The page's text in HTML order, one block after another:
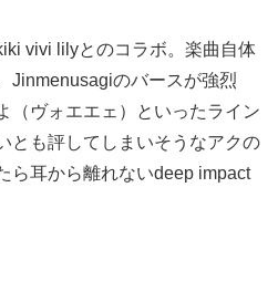
vivi lilyとのコラボ。楽曲自体
Jinmenusagiのバースが強烈
（ヴォエエェ）といったライン
とも評してしまいそうなアクの
ら耳から離れないdeep impact